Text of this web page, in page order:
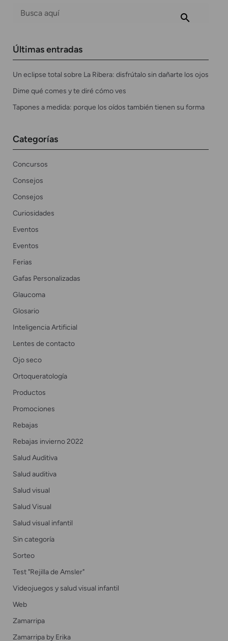
Últimas entradas
Un eclipse total sobre La Ribera: disfrútalo sin dañarte los ojos
Dime qué comes y te diré cómo ves
Tapones a medida: porque los oídos también tienen su forma
Categorías
Concursos
Consejos
Consejos
Curiosidades
Eventos
Eventos
Ferias
Gafas Personalizadas
Glaucoma
Glosario
Inteligencia Artificial
Lentes de contacto
Ojo seco
Ortoqueratología
Productos
Promociones
Rebajas
Rebajas invierno 2022
Salud Auditiva
Salud auditiva
Salud visual
Salud Visual
Salud visual infantil
Sin categoría
Sorteo
Test "Rejilla de Amsler"
Videojuegos y salud visual infantil
Web
Zamarripa
Zamarripa by Erika